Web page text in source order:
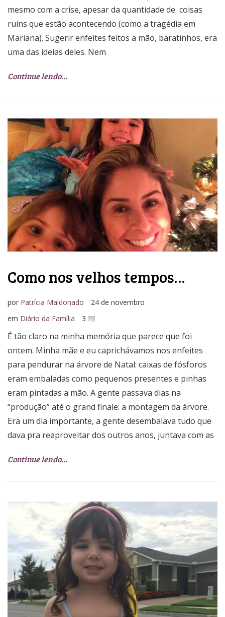
mesmo com a crise, apesar da quantidade de coisas
ruins que estão acontecendo (como a tragédia em
Mariana). Sugerir enfeites feitos a mão, baratinhos, era
uma das ideias deles. Nem
Continue lendo…
Como nos velhos tempos…
por Patrícia Maldonado
24 de novembro
em Diário da Família 3
É tão claro na minha memória que parece que foi
ontem. Minha mãe e eu caprichávamos nos enfeites
para pendurar na árvore de Natal: caixas de fósforos
eram embaladas como pequenos presentes e pinhas
eram pintadas a mão. A gente passava dias na
“produção” até o grand finale: a montagem da árvore.
Era um dia importante, a gente desembalava tudo que
dava pra reaproveitar dos outros anos, juntava com as
Continue lendo…